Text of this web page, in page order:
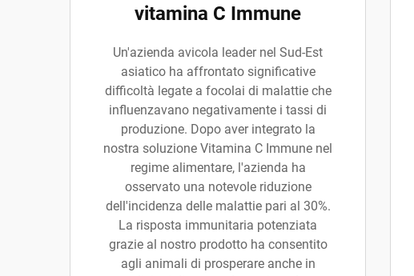
vitamina C Immune
Un'azienda avicola leader nel Sud-Est
asiatico ha affrontato significative
difficoltà legate a focolai di malattie che
influenzavano negativamente i tassi di
produzione. Dopo aver integrato la
nostra soluzione Vitamina C Immune nel
regime alimentare, l'azienda ha
osservato una notevole riduzione
dell'incidenza delle malattie pari al 30%.
La risposta immunitaria potenziata
grazie al nostro prodotto ha consentito
agli animali di prosperare anche in